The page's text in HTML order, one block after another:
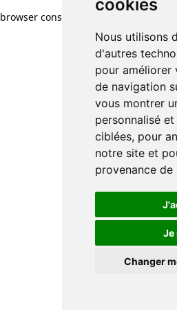
cookies
Nous utilisons
d'autres
pour améliorer
de navigation
vous montrer
personnalisé
ciblées, pour
notre site et
provenance de
Je
Changer
browser console for more information)